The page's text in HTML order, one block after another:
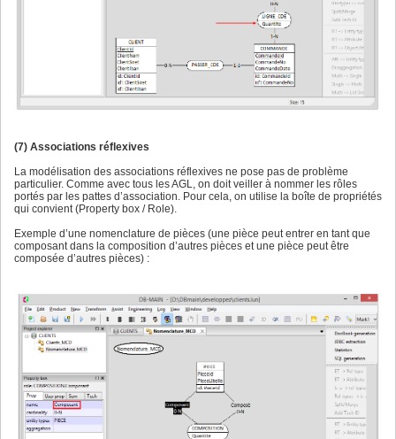
(7) Associations réflexives
La modélisation des associations réflexives ne pose pas de problème
particulier. Comme avec tous les AGL, on doit veiller à nommer les rôles
portés par les pattes d’association. Pour cela, on utilise la boîte de propriétés
qui convient (Property box / Role).
Exemple d’une nomenclature de pièces (une pièce peut entrer en tant que
composant dans la composition d’autres pièces et une pièce peut être
composée d’autres pièces) :